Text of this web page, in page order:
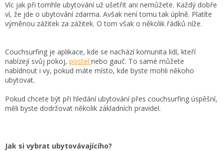
Víc jak při tomhle ubytování už ušetřit ani nemůžete. Každý dobře
ví, že jde o ubytování zdarma. Avšak není tomu tak úplně. Platíte
výměnou zážitek za zážitek. O tom však o několik řádků níže.
Couchsurfing je aplikace, kde se nachází komunita lidí, kteří
nabízejí svůj pokoj, postel nebo gauč. To samé můžete
nabídnout i vy, pokud máte místo, kde byste mohli někoho
ubytovat.
Pokud chcete být při hledání ubytování přes couchsurfing úspěšní,
měli byste dodržovat několik základních pravidel.
Jak si vybrat ubytovávajícího?